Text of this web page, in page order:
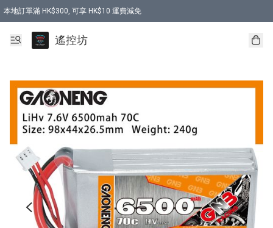
本地訂單滿 HK$300, 可享 HK$10 運費減免
購買 7.6V 6500mah 70C 電池 送 7.6V USB充電器
遙控坊